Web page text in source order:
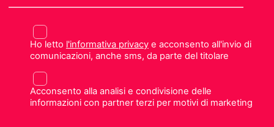
Ho letto l'informativa privacye acconsento all'invio di
comunicazioni, anche sms, da parte del titolare
Acconsento alla analisi e condivisione delle
informazioni con partner terzi per motivi di marketing